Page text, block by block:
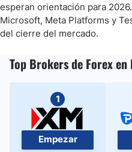
esperan orientación para
Microsoft, Meta Platforms y
del cierre del mercado.
Top Brokers de Forex en
1
Empezar